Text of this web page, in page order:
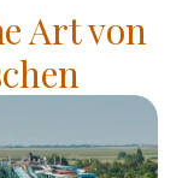
Art von